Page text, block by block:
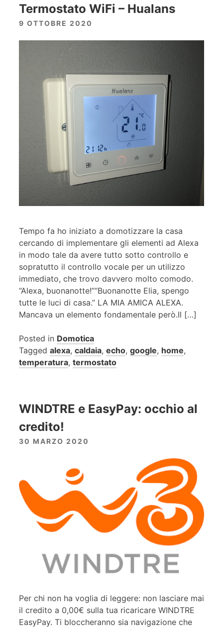
Termostato WiFi – Hualans
9 OTTOBRE 2020
Tempo fa ho iniziato a domotizzare la casa
cercando di implementare gli elementi ad Alexa
in modo tale da avere tutto sotto controllo e
sopratutto il controllo vocale per un utilizzo
immediato, che trovo davvero molto comodo.
“Alexa, buonanotte!”“Buonanotte Elia, spengo
tutte le luci di casa.” LA MIA AMICA ALEXA.
Mancava un elemento fondamentale però.Il […]
Posted in Domotica
Tagged alexa, caldaia, echo, google, home,
temperatura, termostato
WINDTRE e EasyPay: occhio al
credito!
30 MARZO 2020
Per chi non ha voglia di leggere: non lasciare mai
il credito a 0,00€ sulla tua ricaricare WINDTRE
EasyPay. Ti bloccheranno sia navigazione che